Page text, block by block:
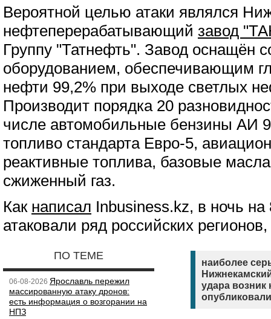
Вероятной целью атаки являлся
нефтеперерабатывающий завод
Группу "Татнефть". Завод оснащён
оборудованием, обеспечивающим
нефти 99,2% при выходе светлых
Производит порядка 20
числе автомобильные бензины АИ
топливо стандарта Евро-5,
реактивные топлива, базовые
сжиженный газ.
Как написал Inbusiness.kz, в ночь
атаковали ряд российских регионов,
ПО ТЕМЕ
06-08-2026 Ярославль пережил
массированную атаку дронов:
есть информация о возгорании на
НПЗ
наиболее
удара